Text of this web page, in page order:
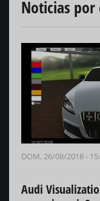
Noticias por
DOM, 26/08/2018 -
Audi